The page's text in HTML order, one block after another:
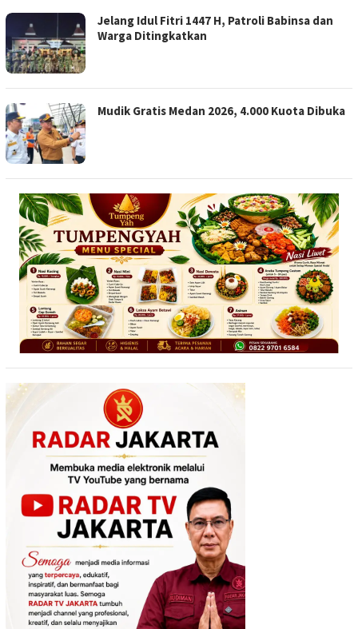
Jelang Idul Fitri 1447 H, Patroli Babinsa dan
Warga Ditingkatkan
Mudik Gratis Medan 2026, 4.000 Kuota Dibuka